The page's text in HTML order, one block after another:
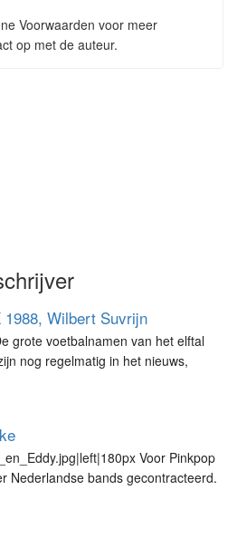
Voorwaarden voor meer
op met de auteur.
1988, Wilbert Suvrijn
grote voetbalnamen van het elftal
nog regelmatig in het nieuws,
Voor Pinkpop
Nederlandse bands gecontracteerd.